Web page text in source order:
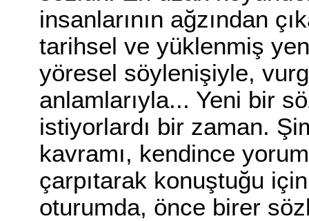
insanlarının ağzından
tarihsel ve yüklenmiş
yöresel söylenişiyle,
anlamlarıyla... Yeni bir
istiyorlardı bir zaman.
kavramı, kendince
çarpıtarak konuştuğu
oturumda, önce birer